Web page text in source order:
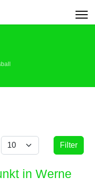
Anzeige #
Filter
in Werne